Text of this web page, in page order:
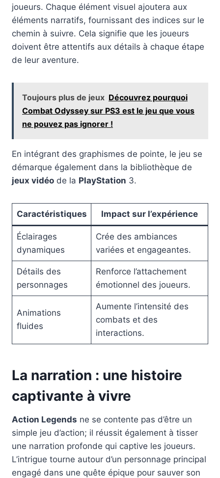
joueurs. Chaque élément visuel ajoutera aux
éléments narratifs, fournissant des indices sur le
chemin à suivre. Cela signifie que les joueurs
doivent être attentifs aux détails à chaque étape
de leur aventure.
Toujours plus de jeux Découvrez pourquoi
Combat Odyssey sur PS3 est le jeu que vous
ne pouvez pas ignorer !
En intégrant des graphismes de pointe, le jeu se
démarque également dans la bibliothèque de
jeux vidéo de la PlayStation 3.
Caractéristiques Impact sur l’expérience
Éclairages
dynamiques
Crée des ambiances
variées et engageantes.
Détails des
personnages
Renforce l’attachement
émotionnel des joueurs.
Animations
fluides
Aumente l’intensité des
combats et des
interactions.
La narration : une histoire
captivante à vivre
Action Legends ne se contente pas d’être un
simple jeu d’action; il réussit également à tisser
une narration profonde qui captive les joueurs.
L’intrigue tourne autour d’un personnage principal
engagé dans une quête épique pour sauver son